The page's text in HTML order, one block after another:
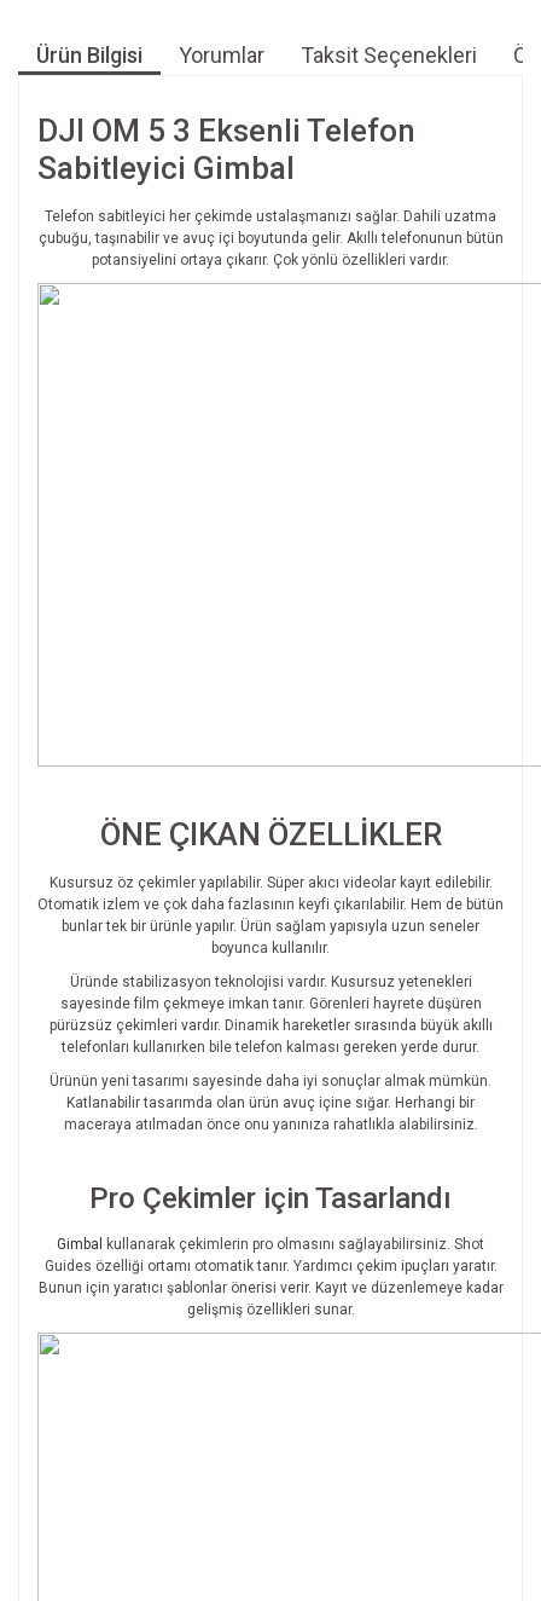
Ürün Bilgisi Yorumlar Taksit Seçenekleri
DJI OM 5 3 Eksenli Telefon
Sabitleyici Gimbal
Telefon sabitleyici her çekimde ustalaşmanızı sağlar. Dahili uzatma
çubuğu, taşınabilir ve avuç içi boyutunda gelir. Akıllı telefonunun bütün
potansiyelini ortaya çıkarır. Çok yönlü özellikleri vardır.
ÖNE ÇIKAN ÖZELLİKLER
Kusursuz öz çekimler yapılabilir. Süper akıcı videolar kayıt edilebilir.
Otomatik izlem ve çok daha fazlasının keyfi çıkarılabilir. Hem de bütün
bunlar tek bir ürünle yapılır. Ürün sağlam yapısıyla uzun seneler
boyunca kullanılır.
Üründe stabilizasyon teknolojisi vardır. Kusursuz yetenekleri
sayesinde film çekmeye imkan tanır. Görenleri hayrete düşüren
pürüzsüz çekimleri vardır. Dinamik hareketler sırasında büyük akıllı
telefonları kullanırken bile telefon kalması gereken yerde durur.
Ürünün yeni tasarımı sayesinde daha iyi sonuçlar almak mümkün.
Katlanabilir tasarımda olan ürün avuç içine sığar. Herhangi bir
maceraya atılmadan önce onu yanınıza rahatlıkla alabilirsiniz.
Pro Çekimler için Tasarlandı
Gimbal
kullanarak çekimlerin pro olmasını sağlayabilirsiniz. Shot
Guides özelliği ortamı otomatik tanır. Yardımcı çekim ipuçları yaratır.
Bunun için yaratıcı şablonlar önerisi verir. Kayıt ve düzenlemeye kadar
gelişmiş özellikleri sunar.